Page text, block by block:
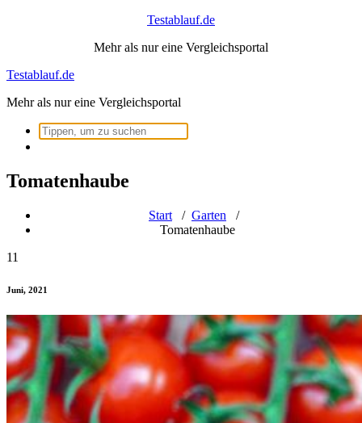
Testablauf.de
Mehr als nur eine Vergleichsportal
Testablauf.de
Mehr als nur eine Vergleichsportal
Suchen
nach:
Tomatenhaube
Start / Garten /
Tomatenhaube
11
Juni, 2021